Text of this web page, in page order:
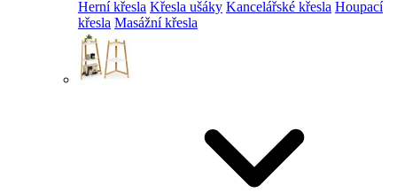
Herní křesla Křesla ušáky Kancelářské křesla Houpací
křesla Masážní křesla